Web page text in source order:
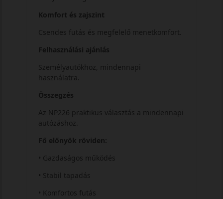
Komfort és zajszint
Csendes futás és megfelelő menetkomfort.
Felhasználási ajánlás
Személyautókhoz, mindennapi
használatra.
Összegzés
Az NP226 praktikus választás a mindennapi
autózáshoz.
Fő előnyök röviden:
• Gazdaságos működés
• Stabil tapadás
• Komfortos futás